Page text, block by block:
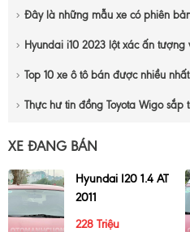
Đây là những mẫu xe có phiên
Hyundai i10 2023 lột xác ấn
Top 10 xe ô tô bán được nhiều
Thực hư tin đồng Toyota Wigo
XE ĐANG BÁN
Hyundai I20 1.4 AT
2011
228 Triệu